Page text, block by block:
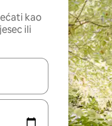
kao
ili
pregledati koristeći se